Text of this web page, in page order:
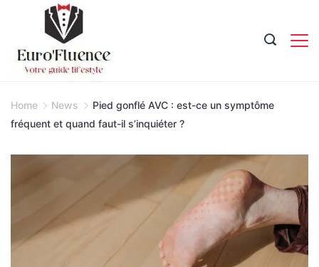
content
Home News
Pied gonflé AVC : est-ce un symptôme
fréquent et quand faut-il s’inquiéter ?